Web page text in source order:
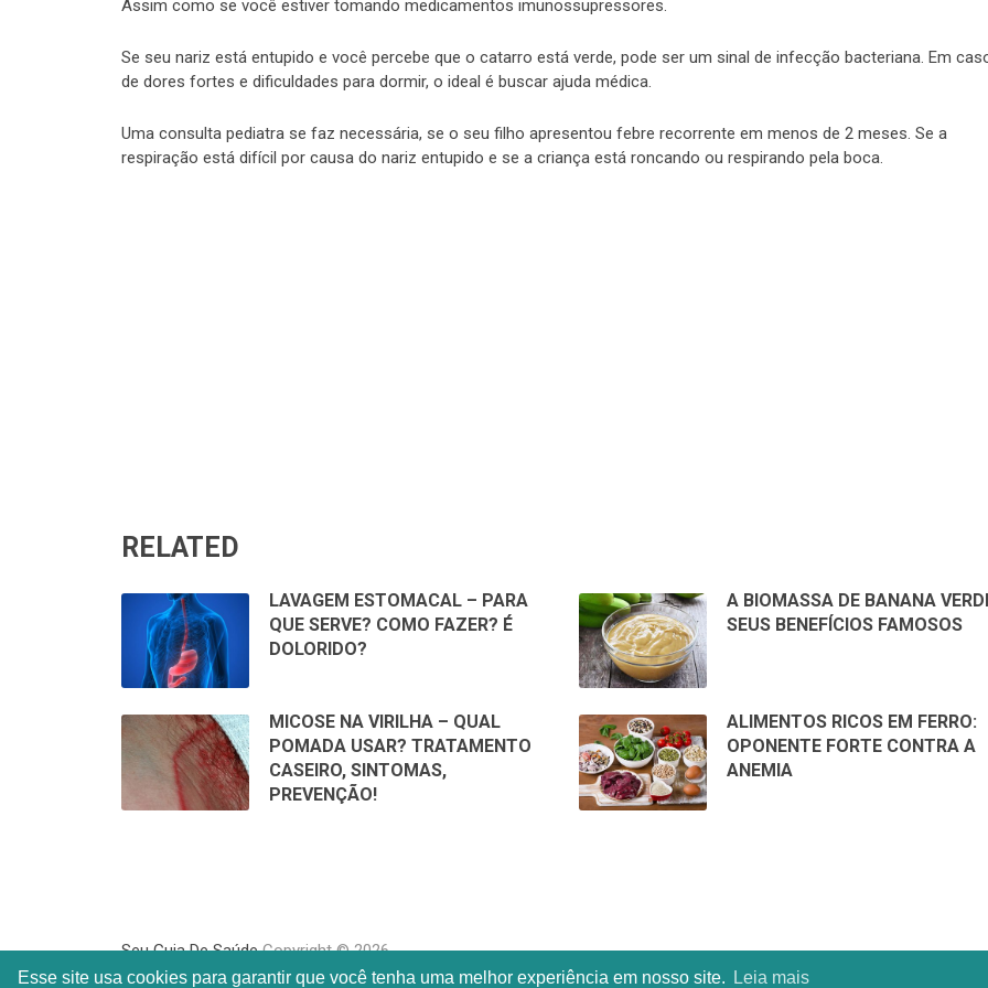
Esse site usa cookies para garantir que você tenha uma melhor experiência em nosso site. Leia mais
Assim como se você estiver tomando medicamentos imunossupressores.
Se seu nariz está entupido e você percebe que o catarro está verde, pode ser um sinal de infecção bacteriana. Em
de dores fortes e dificuldades para dormir, o ideal é buscar ajuda médica.
Uma consulta pediatra se faz necessária, se o seu filho apresentou febre recorrente em menos de 2 meses. Se a
respiração está difícil por causa do nariz entupido e se a criança está roncando ou respirando pela boca.
RELATED
LAVAGEM ESTOMACAL – PARA
QUE SERVE? COMO FAZER? É
DOLORIDO?
A BIOMASSA DE BANANA
SEUS BENEFÍCIOS FAMOSOS
MICOSE NA VIRILHA – QUAL
POMADA USAR? TRATAMENTO
CASEIRO, SINTOMAS,
PREVENÇÃO!
ALIMENTOS RICOS EM FERRO:
OPONENTE FORTE CONTRA A
ANEMIA
Seu Guia De SaúdeCopyright © 2026.